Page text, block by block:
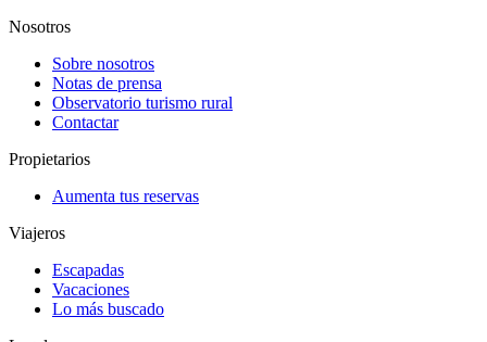
Nosotros
Sobre nosotros
Notas de prensa
Observatorio turismo rural
Contactar
Propietarios
Aumenta tus reservas
Viajeros
Escapadas
Vacaciones
Lo más buscado